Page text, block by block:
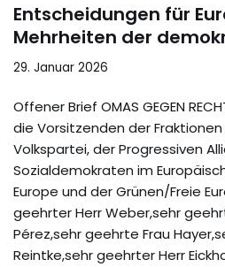
Entscheidungen für
Mehrheiten der
29. Januar 2026
Offener Brief OMAS GEGEN
die Vorsitzenden der
Volkspartei, der Progressiven
Sozialdemokraten im
Europe und der Grünen/Freie
geehrter Herr Weber,sehr
Pérez,sehr geehrte Frau
Reintke,sehr geehrter Herr